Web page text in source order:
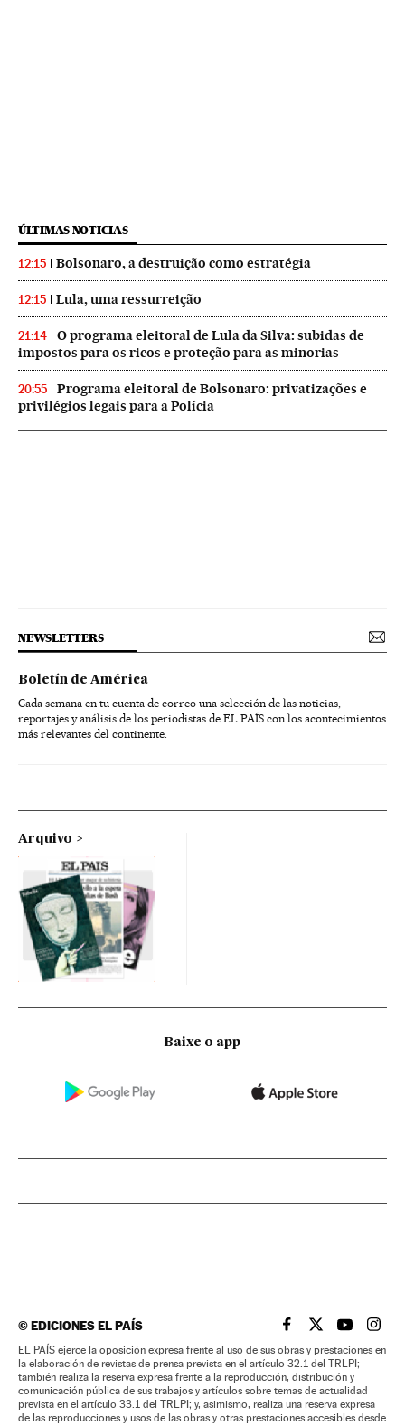
ÚLTIMAS NOTICIAS
12:15 Bolsonaro, a destruição como estratégia
12:15 Lula, uma ressurreição
21:14
O programa eleitoral de Lula da Silva: subidas de
impostos para os ricos e proteção para as minorias
20:55
Programa eleitoral de Bolsonaro: privatizações e
privilégios legais para a Polícia
NEWSLETTERS
Boletín de América
Cada semana en tu cuenta de correo una selección de las noticias,
reportajes y análisis de los periodistas de EL PAÍS con los acontecimientos
más relevantes del continente.
Arquivo
Baixe o app
©EDICIONES EL PAÍS EL PAÍS BRASIL EN
EL PAÍSEL PAÍS
EL
EL PAÍS ejerce la oposición expresa frente al uso de sus obras y prestaciones en
la elaboración de revistas de prensa prevista en el artículo 32.1 del TRLPI;
también realiza la reserva expresa frente a la reproducción, distribución y
comunicación pública de sus trabajos y artículos sobre temas de actualidad
prevista en el artículo 33.1 del TRLPI; y, asimismo, realiza una reserva expresa
de las reproducciones y usos de las obras y otras prestaciones accesibles desde